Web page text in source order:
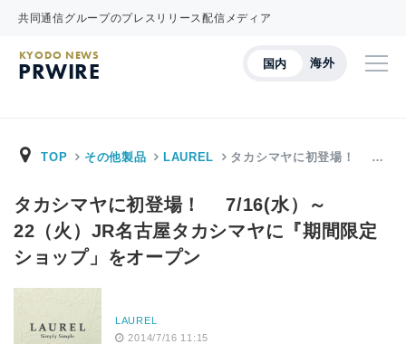
共同通信グループのプレスリリース配信メディア
国内 海外
KYODO NEWS
PRWIRE
TOP その他製品 LAUREL タカシマヤに初登場！ …
タカシマヤに初登場！ 7/16(水）～
22（火）JR名古屋タカシマヤに『期間限定
ショップ」をオープン
LAUREL
2014/7/16 11:15